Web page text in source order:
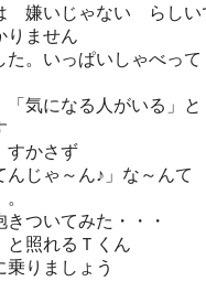
嫌いじゃない らしい
ません
。いっぱいしゃべって
になる人がいる」と
かさず
じゃ～ん♪」な～んて
ついてみた・・・
と照れるＴくん
りましょう